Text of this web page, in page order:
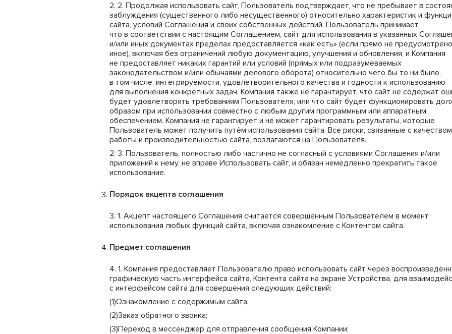
Продолжая использовать сайт, Пользователь подтверждает, что не пребывает в
заблуждения (существенного либо несущественного) относительно характеристик и
сайта, условий Соглашения и своих собственных действий. Пользователь принимает,
что в соответствии с настоящим Соглашением, сайт для использования в указанных
и/или иных документах пределах предоставляется «как есть» (если прямо не предусмотрено
иное), включая без ограничений любую документацию, улучшения и обновления, и Компания
не предоставляет никаких гарантий или условий (прямых или подразумеваемых
законодательством и/или обычаями делового оборота) относительно чего бы то ни было,
в том числе, интегрируемости, удовлетворительного качества и годности к использованию
для выполнения конкретных задач. Компания также не гарантирует, что сайт не содержат
будет удовлетворять требованиям Пользователя, или что сайт будет функционировать
образом при использовании совместно с любым другим программным или аппаратным
обеспечением. Компания не гарантирует и не может гарантировать результаты, которые
Пользователь может получить путём использования сайта. Все риски, связанные с качеством
работы и производительностью сайта, возлагаются на Пользователя.
Пользователь, полностью либо частично не согласный с условиями Соглашения и/или
приложений к нему, не вправе Использовать сайт, и обязан немедленно прекратить такое
использование.
Порядок акцепта соглашения
Акцепт настоящего Соглашения считается совершённым Пользователем в момент
использования любых функций сайта, включая ознакомление с Контентом сайта.
Предмет соглашения
Компания предоставляет Пользователю право использовать сайт через
графическую часть интерфейса сайта, Контента сайта на экране Устройства, для
с интерфейсом сайта для совершения следующих действий:
Ознакомление с содержимым сайта;
Заказ обратного звонка;
Переход в мессенджер для отправления сообщения Компании;